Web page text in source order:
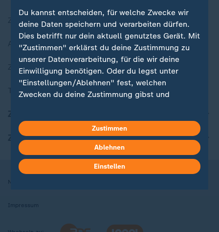
Zuletzt veröffentlicht
Aktuelle Sendungs-Videos
ZDFheute Stories
Themen im Überblick
ZDFheute Apps
Nutzungsbedingungen
Impressum
Du kannst entscheiden, für welche Zwecke wir
deine Daten speichern und verarbeiten dürfen.
Dies betrifft nur dein aktuell genutztes Gerät. Mit
"Zustimmen" erklärst du deine Zustimmung zu
unserer Datenverarbeitung, für die wir deine
Einwilligung benötigen. Oder du legst unter
"Einstellungen/Ablehnen" fest, welchen
Zwecken du deine Zustimmung gibst und
in deinen Einstellungen widerrufen oder ändern.
Hier findest du das Impressum.
Weitere Informationen findest du in unserer
Datenschutzerklärung.
Zustimmen
Ablehnen
Einstellen